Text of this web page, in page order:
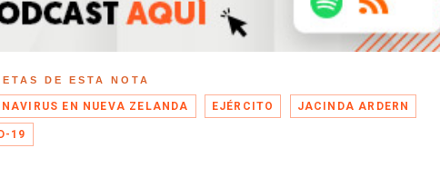
DE ESTA NOTA
EN NUEVA ZELANDA EJÉRCITO JACINDA ARDERN
19